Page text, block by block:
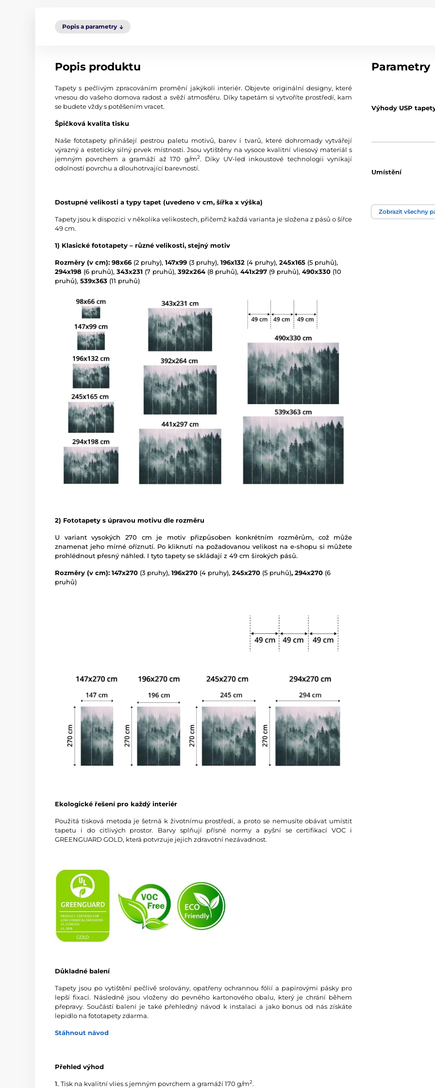
Popis a parametry
Popis produktu
Tapety s pečlivým zpracováním promění jakýkoli interiér. Objevte originální designy, které
vnesou do vašeho domova radost a svěží atmosféru. Díky tapetám si vytvoříte prostředí, kam
se budete vždy s potěšením vracet.
Špičková kvalita tisku
Naše fototapety přinášejí pestrou paletu motivů, barev i tvarů, které dohromady vytvářejí
výrazný a esteticky silný prvek místnosti. Jsou vytištěny na vysoce kvalitní vliesový materiál s
jemným povrchem a gramáží až 170 g/m2. Díky UV-led inkoustové technologii vynikají
odolností povrchu a dlouhotrvající barevností.
Dostupné velikosti a typy tapet (uvedeno v cm, šířka x výška)
Tapety jsou k dispozici v několika velikostech, přičemž každá varianta je složena z pásů o šířce
49 cm.
1) Klasické fototapety – různé velikosti, stejný motiv
Rozměry (v cm): 98x66 (2 pruhy), 147x99 (3 pruhy), 196x132 (4 pruhy), 245x165 (5 pruhů),
294x198 (6 pruhů), 343x231 (7 pruhů), 392x264 (8 pruhů), 441x297 (9 pruhů), 490x330 (10
pruhů), 539x363 (11 pruhů)
2) Fototapety s úpravou motivu dle rozměru
U variant vysokých 270 cm je motiv přizpůsoben konkrétním rozměrům, což může
znamenat jeho mírné oříznutí. Po kliknutí na požadovanou velikost na e-shopu si můžete
prohlédnout přesný náhled. I tyto tapety se skládají z 49 cm širokých pásů.
Rozměry (v cm): 147x270 (3 pruhy), 196x270 (4 pruhy), 245x270 (5 pruhů), 294x270 (6
pruhů)
Ekologické řešení pro každý interiér
Použitá tisková metoda je šetrná k životnímu prostředí, a proto se nemusíte obávat umístit
tapetu i do citlivých prostor. Barvy splňují přísné normy a pyšní se certifikací VOC i
GREENGUARD GOLD, která potvrzuje jejich zdravotní nezávadnost.
Důkladné balení
Tapety jsou po vytištění pečlivě srolovány, opatřeny ochrannou fólií a papírovými pásky pro
lepší fixaci. Následně jsou vloženy do pevného kartonového obalu, který je chrání během
přepravy. Součástí balení je také přehledný návod k instalaci a jako bonus od nás získáte
lepidlo na fototapety zdarma.
Stáhnout návod
Přehled výhod
1. Tisk na kvalitní vlies s jemným povrchem a gramáží 170 g/m2.
Parametry
Výhody USP
Umístění
Barva
Zobrazit všechny